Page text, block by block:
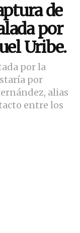
de
por
Uribe.
por la
por
alias
entre los